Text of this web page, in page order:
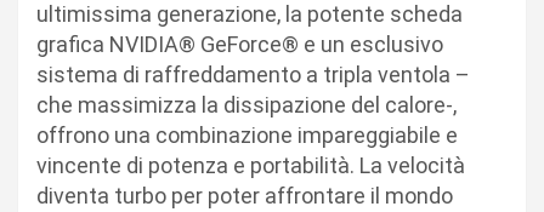
ultimissima generazione, la potente scheda
grafica NVIDIA® GeForce® e un esclusivo
sistema di raffreddamento a tripla ventola –
che massimizza la dissipazione del calore-,
offrono una combinazione impareggiabile e
vincente di potenza e portabilità. La velocità
diventa turbo per poter affrontare il mondo